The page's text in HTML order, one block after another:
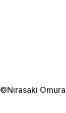
©Nirasaki